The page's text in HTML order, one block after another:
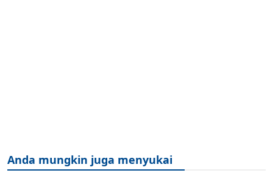
Anda mungkin juga menyukai